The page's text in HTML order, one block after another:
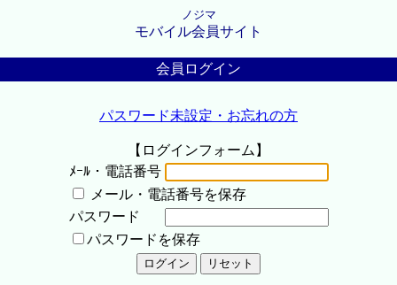
ノジマ
モバイル会員サイト
会員ログイン
パスワード未設定・お忘れの方
【ログインフォーム】
ﾒｰﾙ・電話番号
メール・電話番号を保存
パスワード
パスワードを保存